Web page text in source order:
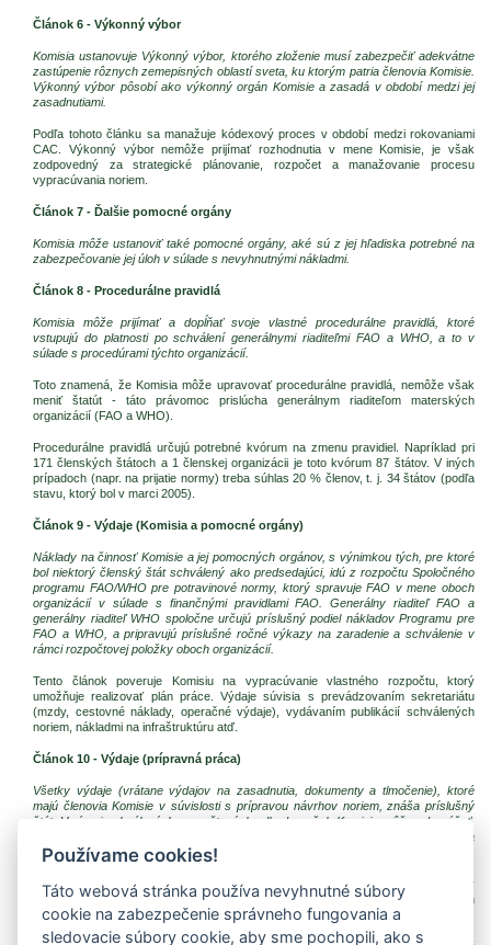
Článok 6 - Výkonný výbor
Komisia ustanovuje Výkonný výbor, ktorého zloženie musí zabezpečiť adekvátne
zastúpenie rôznych zemepisných oblastí sveta, ku ktorým patria členovia Komisie.
Výkonný výbor pôsobí ako výkonný orgán Komisie a zasadá v období medzi jej
zasadnutiami.
Podľa tohoto článku sa manažuje kódexový proces v období medzi rokovaniami
CAC. Výkonný výbor nemôže prijímať rozhodnutia v mene Komisie, je však
zodpovedný za strategické plánovanie, rozpočet a manažovanie procesu
vypracúvania noriem.
Článok 7 - Ďalšie pomocné orgány
Komisia môže ustanoviť také pomocné orgány, aké sú z jej hľadiska potrebné na
zabezpečovanie jej úloh v súlade s nevyhnutnými nákladmi.
Článok 8 - Procedurálne pravidlá
Komisia môže prijímať a dopĺňať svoje vlastné procedurálne pravidlá, ktoré
vstupujú do platnosti po schválení generálnymi riaditeľmi FAO a WHO, a to v
súlade s procedúrami týchto organizácií.
Toto znamená, že Komisia môže upravovať procedurálne pravidlá, nemôže však
meniť štatút - táto právomoc prislúcha generálnym riaditeľom materských
organizácií (FAO a WHO).
Procedurálne pravidlá určujú potrebné kvórum na zmenu pravidiel. Napríklad pri
171 členských štátoch a 1 členskej organizácii je toto kvórum 87 štátov. V iných
prípadoch (napr. na prijatie normy) treba súhlas 20 % členov, t. j. 34 štátov (podľa
stavu, ktorý bol v marci 2005).
Článok 9 - Výdaje (Komisia a pomocné orgány)
Náklady na činnosť Komisie a jej pomocných orgánov, s výnimkou tých, pre ktoré
bol niektorý členský štát schválený ako predsedajúci, idú z rozpočtu Spoločného
programu FAO/WHO pre potravinové normy, ktorý spravuje FAO v mene oboch
organizácií v súlade s finančnými pravidlami FAO. Generálny riaditeľ FAO a
generálny riaditeľ WHO spoločne určujú príslušný podiel nákladov Programu pre
FAO a WHO, a pripravujú príslušné ročné výkazy na zaradenie a schválenie v
rámci rozpočtovej položky oboch organizácií.
Tento článok poveruje Komisiu na vypracúvanie vlastného rozpočtu, ktorý
umožňuje realizovať plán práce. Výdaje súvisia s prevádzovaním sekretariátu
(mzdy, cestovné náklady, operačné výdaje), vydávaním publikácií schválených
noriem, nákladmi na infraštruktúru atď.
Článok 10 - Výdaje (prípravná práca)
Všetky výdaje (vrátane výdajov na zasadnutia, dokumenty a tlmočenie), ktoré
majú členovia Komisie v súvislosti s prípravou návrhov noriem, znáša príslušný
štát. V rámci schválených rozpočtových odhadov však Komisia môže odporúčať,
aby sa určitá časť nákladov na práce, ktoré štát vykonáva v mene Komisie, uznala
za prevádzkové náklady Komisie.
Tento článok objasňuje, že výdaje súvisiace s činnosťou pomocných orgánov
znáša hostiteľský štát (napr. preklady pracovných dokumentov). V niektorých
prípadoch môže tieto výdaje hradiť Komisia.
Používame cookies!
Táto webová stránka používa nevyhnutné súbory
cookie na zabezpečenie správneho fungovania a
sledovacie súbory cookie, aby sme pochopili, ako s